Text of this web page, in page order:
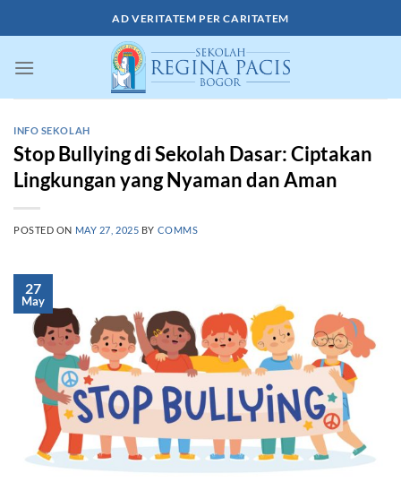
to
AD VERITATEM PER CARITATEM
INFO SEKOLAH
Stop Bullying di Sekolah Dasar: Ciptakan
Lingkungan yang Nyaman dan Aman
POSTED ON MAY 27, 2025 BY COMMS
27
May